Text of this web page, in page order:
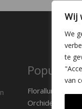
Wij
We
te
van
Florallure
Orchidee soorten